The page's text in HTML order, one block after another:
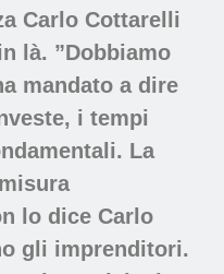
Carlo Cottarelli
là. ”Dobbiamo
mandato a dire
i tempi
La
lo dice Carlo
gli imprenditori.